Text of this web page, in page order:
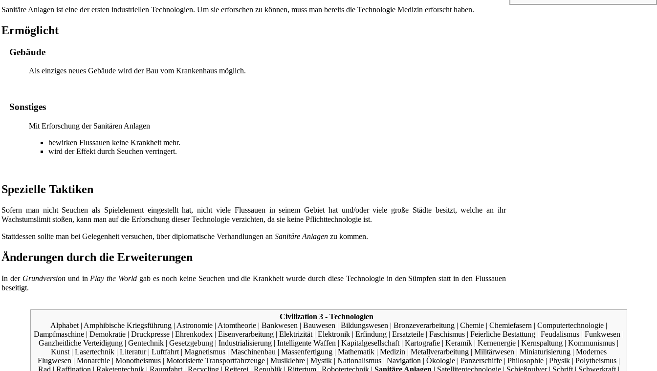
Sanitäre Anlagen ist eine der ersten industriellen Technologien. Um sie erforschen zu können, muss man bereits die Technologie Medizin erforscht haben.
Ermöglicht
Gebäude
Als einziges neues Gebäude wird der Bau vom Krankenhaus möglich.
Sonstiges
Mit Erforschung der Sanitären Anlagen
bewirken Flussauen keine Krankheit mehr.
wird der Effekt durch Seuchen verringert.
Spezielle Taktiken
Sofern man nicht Seuchen als Spielelement eingestellt hat, nicht viele Flussauen in seinem Gebiet hat und/oder viele große Städte besitzt, welche an ihr
Wachstumslimit stoßen, kann man auf die Erforschung dieser Technologie verzichten, da sie keine Pflichttechnologie ist.
Stattdessen sollte man bei Gelegenheit versuchen, überdiplomatische Verhandlungen an Sanitäre Anlagen zu kommen.
Änderungen durch die Erweiterungen
In der Grundversionund in Play the World gab es noch keine Seuchen und die Krankheit wurde durch diese Technologie in den Sümpfen statt in den Flussauen
beseitigt.
Civilization 3 - Technologien
Alphabet| Amphibische Kriegsführung| Astronomie| Atomtheorie| Bankwesen | Bauwesen | Bildungswesen | Bronzeverarbeitung| Chemie| Chemiefasern | Computertechnologie|
Dampfmaschine| Demokratie| Druckpresse| Ehrenkodex| Eisenverarbeitung| Elektrizität| Elektronik| Erfindung| Ersatzteile| Faschismus| Feierliche Bestattung| Feudalismus| Funkwesen |
Ganzheitliche Verteidigung | Gentechnik | Gesetzgebung | Industrialisierung | Intelligente Waffen | Kapitalgesellschaft | Kartografie | Keramik | Kernenergie | Kernspaltung | Kommunismus |
Kunst| Lasertechnik| Literatur| Luftfahrt| Magnetismus| Maschinenbau | Massenfertigung| Mathematik| Medizin | Metallverarbeitung| Militärwesen | Miniaturisierung| Modernes
Flugwesen | Monarchie| Monotheismus| Motorisierte Transportfahrzeuge| Musiklehre| Mystik| Nationalismus| Navigation | Ökologie| Panzerschiffe| Philosophie| Physik| Polytheismus|
Rad | Raffination | Raketentechnik| Raumfahrt| Recycling| Reiterei | Republik| Rittertum| Robotertechnik| Sanitäre Anlagen | Satellitentechnologie| Schießpulver| Schrift| Schwerkraft|